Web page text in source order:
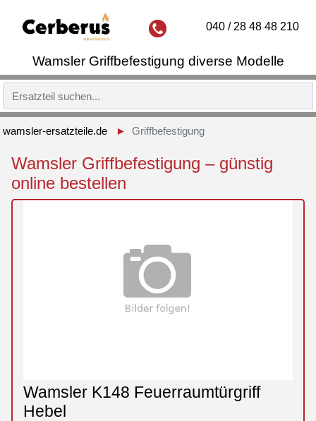
Wamsler Griffbefestigung diverse Modelle
040 / 28 48 48 210
wamsler-ersatzteile.de Griffbefestigung
Wamsler Griffbefestigung – günstig
online bestellen
Wamsler K148 Feuerraumtürgriff
Hebel